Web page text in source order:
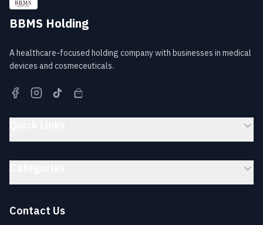
BBMS Holding
A healthcare-focused holding company with businesses in medical
devices and cosmeceuticals.
Contact Us